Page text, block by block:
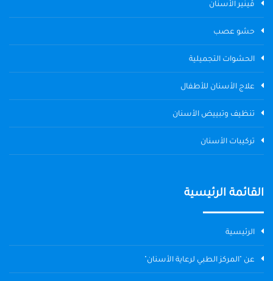
ڤينير الأسنان
حشو عصب
الحشوات التجميلية
علاج الأسنان للأطفال
تنظيف وتبييض الأسنان
تركيبات الأسنان
القائمة الرئيسية
الرئيسية
عن "المركز الطبي لرعاية الأسنان"